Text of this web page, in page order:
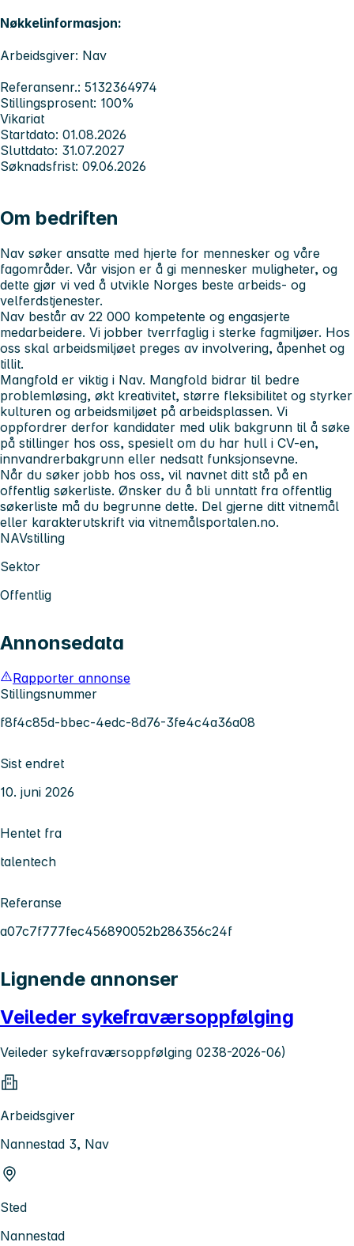
Nøkkelinformasjon:
Arbeidsgiver: Nav
Referansenr.: 5132364974
Stillingsprosent: 100%
Vikariat
Startdato: 01.08.2026
Sluttdato: 31.07.2027
Søknadsfrist: 09.06.2026
Om bedriften
Nav søker ansatte med hjerte for mennesker og våre
fagområder. Vår visjon er å gi mennesker muligheter, og
dette gjør vi ved å utvikle Norges beste arbeids- og
velferdstjenester.
Nav består av 22 000 kompetente og engasjerte
medarbeidere. Vi jobber tverrfaglig i sterke fagmiljøer. Hos
oss skal arbeidsmiljøet preges av involvering, åpenhet og
tillit.
Mangfold er viktig i Nav. Mangfold bidrar til bedre
problemløsing, økt kreativitet, større fleksibilitet og styrker
kulturen og arbeidsmiljøet på arbeidsplassen. Vi
oppfordrer derfor kandidater med ulik bakgrunn til å søke
på stillinger hos oss, spesielt om du har hull i CV-en,
innvandrerbakgrunn eller nedsatt funksjonsevne.
Når du søker jobb hos oss, vil navnet ditt stå på en
offentlig søkerliste. Ønsker du å bli unntatt fra offentlig
søkerliste må du begrunne dette. Del gjerne ditt vitnemål
eller karakterutskrift via vitnemålsportalen.no.
NAVstilling
Sektor
Offentlig
Annonsedata
Rapporter annonse
Stillingsnummer
f8f4c85d-bbec-4edc-8d76-3fe4c4a36a08
Sist endret
10. juni 2026
Hentet fra
talentech
Referanse
a07c7f777fec456890052b286356c24f
Lignende annonser
Veileder sykefraværsoppfølging
Veileder sykefraværsoppfølging 0238-2026-06)
Arbeidsgiver
Nannestad 3, Nav
Sted
Nannestad